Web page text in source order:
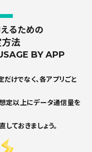
るための
法
BY APP
けでなく、各アプリごと
定以上にデータ通信量を
ておきましょう。